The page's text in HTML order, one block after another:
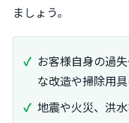
ましょう。
お客様自身の過
な改造や掃除用具
地震や火災、洪